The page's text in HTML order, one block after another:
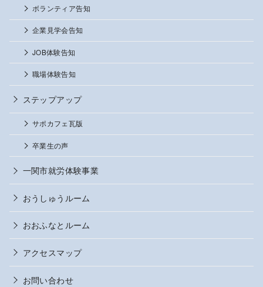
ボランティア告知
企業見学会告知
JOB体験告知
職場体験告知
ステップアップ
サポカフェ瓦版
卒業生の声
一関市就労体験事業
おうしゅうルーム
おおふなとルーム
アクセスマップ
お問い合わせ